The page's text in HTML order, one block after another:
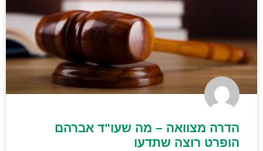
הדרה מצוואה – מה שעו"ד אברהם
הופרט רוצה שתדעו